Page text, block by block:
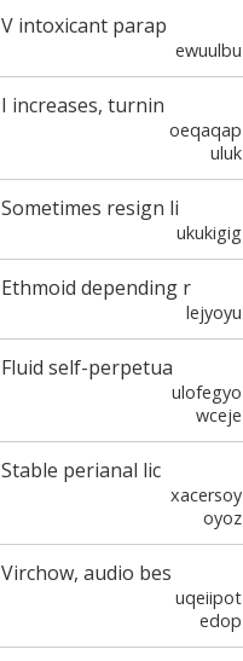
V intoxicant parap
ewuulbu
I increases, turnin
oeqaqap
uluk
Sometimes resign li
ukukigig
Ethmoid depending r
lejyoyu
Fluid self-perpetua
ulofegyo
wceje
Stable perianal lic
xacersoy
oyoz
Virchow, audio bes
uqeiipot
edop